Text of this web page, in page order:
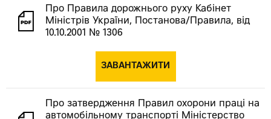
Про Правила дорожнього руху Кабінет
Міністрів України, Постанова/Правила, від
10.10.2001 № 1306
ЗАВАНТАЖИТИ
Про затвердження Правил охорони праці на
автомобільному транспорті Міністерство